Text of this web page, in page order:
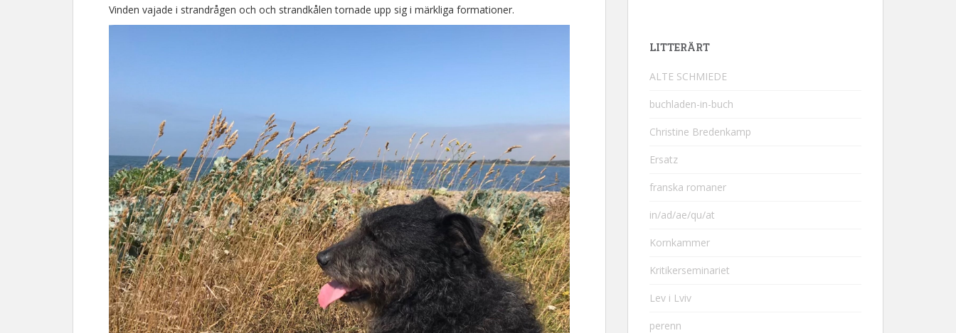
Vinden vajade i strandrågen och och strandkålen tornade upp sig i märkliga formationer.
LITTERÄRT
ALTE SCHMIEDE
buchladen-in-buch
Christine Bredenkamp
Ersatz
franska romaner
in/ad/ae/qu/at
Kornkammer
Kritikerseminariet
Lev i Lviv
perenn